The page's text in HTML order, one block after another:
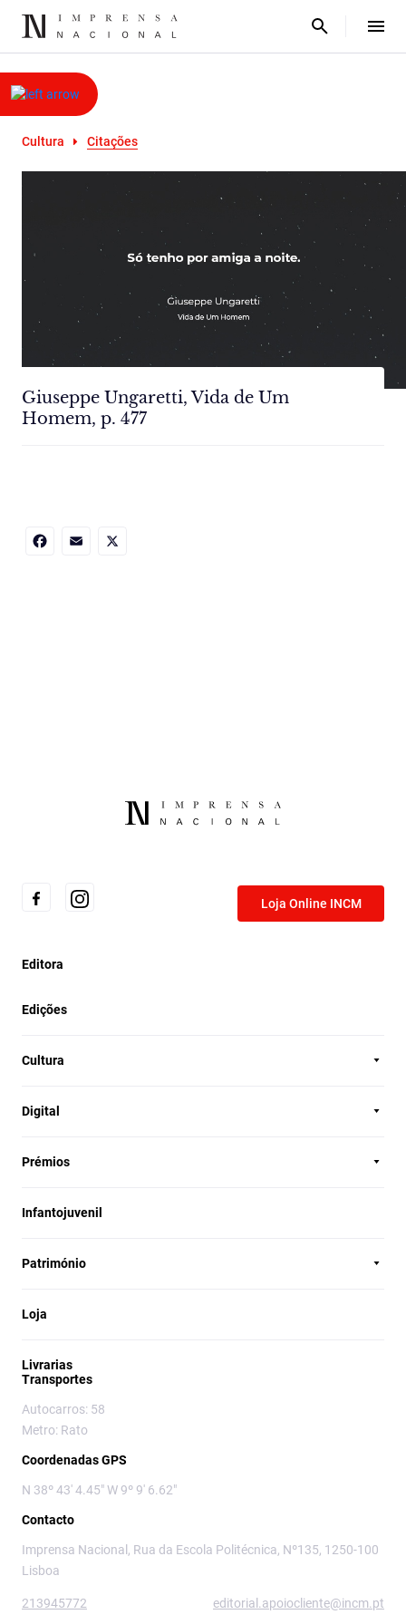
Cultura Citações
Giuseppe Ungaretti, Vida de Um
Homem, p. 477
Loja Online INCM
Editora
Edições
Cultura
Digital
Prémios
Infantojuvenil
Património
Loja
Livrarias
Transportes
Autocarros: 58
Metro: Rato
Coordenadas GPS
N 38º 43' 4.45" W 9º 9' 6.62"
Contacto
Imprensa Nacional, Rua da Escola Politécnica, Nº135, 1250-100
Lisboa
213945772 editorial.apoiocliente@incm.pt